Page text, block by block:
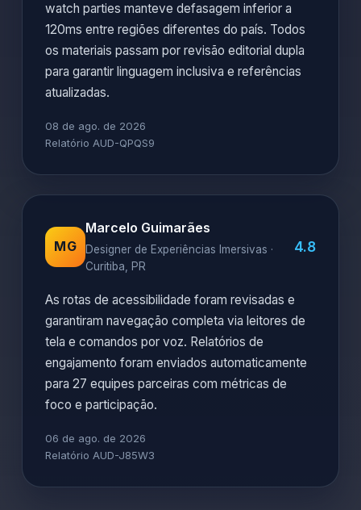
watch parties manteve defasagem inferior a
120ms entre regiões diferentes do país. Todos
os materiais passam por revisão editorial dupla
para garantir linguagem inclusiva e referências
atualizadas.
08 de ago. de 2026
Relatório AUD-QPQS9
MG
Marcelo Guimarães
Designer de Experiências Imersivas ·
Curitiba, PR
4.8
As rotas de acessibilidade foram revisadas e
garantiram navegação completa via leitores de
tela e comandos por voz. Relatórios de
engajamento foram enviados automaticamente
para 27 equipes parceiras com métricas de
foco e participação.
06 de ago. de 2026
Relatório AUD-J85W3